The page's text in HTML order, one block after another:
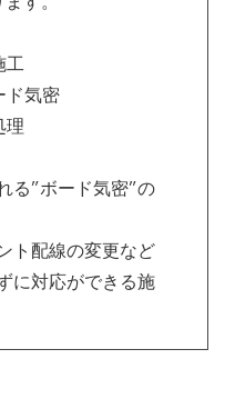
工
気密
理
る”ボード気密”の
ト配線の変更など
に対応ができる施